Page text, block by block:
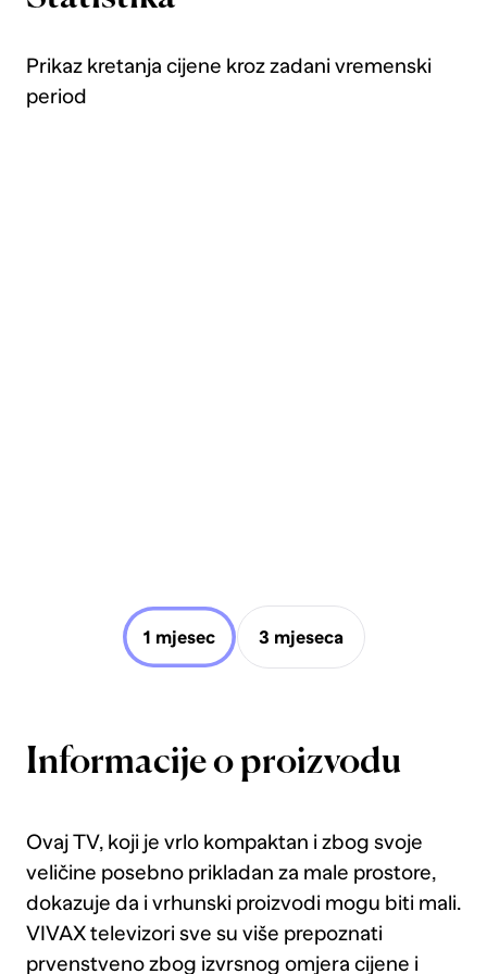
Prikaz kretanja cijene kroz zadani vremenski
period
1 mjesec 3 mjeseca
Informacije o proizvodu
Ovaj TV, koji je vrlo kompaktan i zbog svoje
veličine posebno prikladan za male prostore,
dokazuje da i vrhunski proizvodi mogu biti mali.
VIVAX televizori sve su više prepoznati
prvenstveno zbog izvrsnog omjera cijene i